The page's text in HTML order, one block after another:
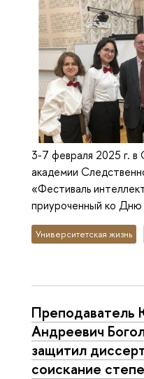
3-7 февраля 2025 г. в
академии
«Фестиваль
приуроченный ко Дню
Университетская жизнь
Преподаватель
Андреевич
защитил
соискание